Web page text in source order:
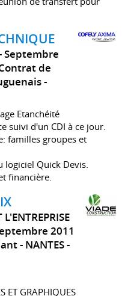
Septembre
de
Etanchéité
suivi d'un CDI à ce jour.
familles groupes et
logiciel Quick Devis.
financière.
2011
NANTES
ET GRAPHIQUES